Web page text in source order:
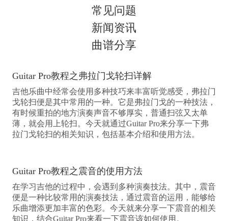
常见问题
新闻资讯
曲谱分享
Guitar Pro教程之弗拉门戈轮扫详解
吉他乐曲中经常会使用多种技巧来丰富听觉感受，弗拉门
戈轮扫便是其中常用的一种。它是弗拉门戈的一种技法，
有时候重拍的地方演奏声音不够厚实，普通扫弦又太单
薄，就会用上轮扫。今天就通过Guitar Pro来分享一下弗
拉门戈轮扫的相关知识，包括基本介绍和使用方法。
Guitar Pro教程之震音的使用方法
在学习吉他的过程中，会遇到多种演奏技法。其中，震音
便是一种比较常用的演奏技法，通过震音的运用，能够给
乐曲增添更加丰富的色彩。今天就来分享一下震音的相关
知识，结合Guitar Pro来看一下震音该如何使用。